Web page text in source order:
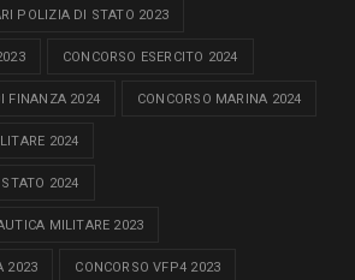
POLIZIA DI STATO 2023
CONCORSO ESERCITO 2024
FINANZA 2024 CONCORSO MARINA 2024
2024
2024
MILITARE 2023
2023 CONCORSO VFP4 2023